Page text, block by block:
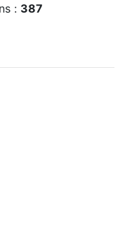
: 387